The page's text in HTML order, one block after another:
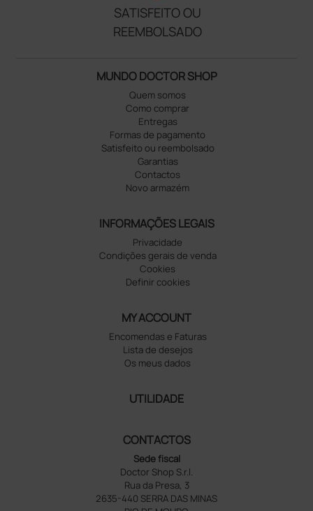
SATISFEITO OU
REEMBOLSADO
MUNDO DOCTOR SHOP
Quem somos
Como comprar
Entregas
Formas de pagamento
Satisfeito ou reembolsado
Garantias
Contactos
Novo armazém
INFORMAÇÕES LEGAIS
Privacidade
Condições gerais de venda
Cookies
Definir cookies
MY ACCOUNT
Encomendas e Faturas
Lista de desejos
Os meus dados
UTILIDADE
CONTACTOS
Sede fiscal
Doctor Shop S.r.l.
Rua da Presa, 3
2635-440 SERRA DAS MINAS